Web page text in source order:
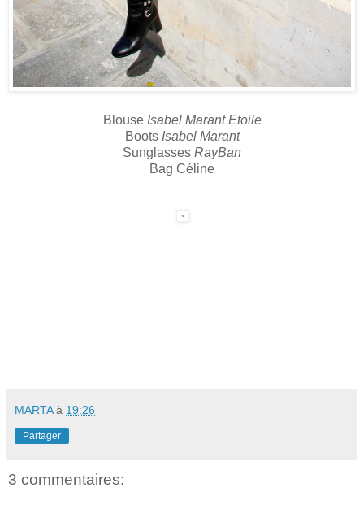
Blouse Isabel Marant Etoile
Boots Isabel Marant
Sunglasses RayBan
Bag Céline
MARTA à 19:26
Partager
3 commentaires: